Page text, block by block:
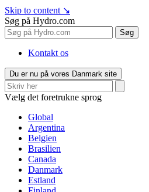
Skip to content ↘
Søg på Hydro.com
Søg
Kontakt os
Du er nu på vores Danmark site
Vælg det foretrukne sprog
Global
Argentina
Belgien
Brasilien
Canada
Danmark
Estland